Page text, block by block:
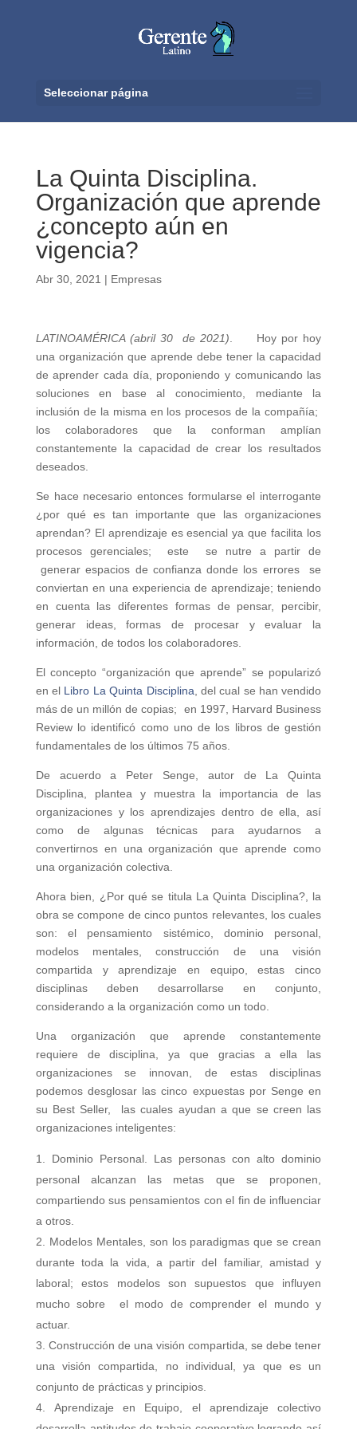
Seleccionar página
La Quinta Disciplina.
Organización que aprende
¿concepto aún en
vigencia?
Abr 30, 2021 | Empresas
LATINOAMÉRICA (abril 30 de 2021) . Hoy por hoy
una organización que aprende debe tener la capacidad
de aprender cada día, proponiendo y comunicando las
soluciones en base al conocimiento, mediante la
inclusión de la misma en los procesos de la compañía;
los colaboradores que la conforman amplían
constantemente la capacidad de crear los resultados
deseados.
Se hace necesario entonces formularse el interrogante
¿por qué es tan importante que las organizaciones
aprendan? El aprendizaje es esencial ya que facilita los
procesos gerenciales; este se nutre a partir de
generar espacios de confianza donde los errores se
conviertan en una experiencia de aprendizaje; teniendo
en cuenta las diferentes formas de pensar, percibir,
generar ideas, formas de procesar y evaluar la
información, de todos los colaboradores.
El concepto “organización que aprende” se popularizó
en el Libro La Quinta Disciplina , del cual se han vendido
más de un millón de copias; en 1997, Harvard Business
Review lo identificó como uno de los libros de gestión
fundamentales de los últimos 75 años.
De acuerdo a Peter Senge, autor de La Quinta
Disciplina, plantea y muestra la importancia de las
organizaciones y los aprendizajes dentro de ella, así
como de algunas técnicas para ayudarnos a
convertirnos en una organización que aprende como
una organización colectiva.
Ahora bien, ¿Por qué se titula La Quinta Disciplina?, la
obra se compone de cinco puntos relevantes, los cuales
son: el pensamiento sistémico, dominio personal,
modelos mentales, construcción de una visión
compartida y aprendizaje en equipo, estas cinco
disciplinas deben desarrollarse en conjunto,
considerando a la organización como un todo.
Una organización que aprende constantemente
requiere de disciplina, ya que gracias a ella las
organizaciones se innovan, de estas disciplinas
podemos desglosar las cinco expuestas por Senge en
su Best Seller, las cuales ayudan a que se creen las
organizaciones inteligentes:
Dominio Personal. Las personas con alto dominio
personal alcanzan las metas que se proponen,
compartiendo sus pensamientos con el fin de influenciar
a otros.
Modelos Mentales, son los paradigmas que se crean
durante toda la vida, a partir del familiar, amistad y
laboral; estos modelos son supuestos que influyen
mucho sobre el modo de comprender el mundo y
actuar.
Construcción de una visión compartida, se debe tener
una visión compartida, no individual, ya que es un
conjunto de prácticas y principios.
Aprendizaje en Equipo, el aprendizaje colectivo